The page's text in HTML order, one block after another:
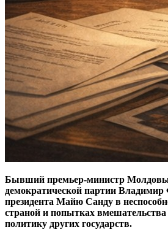
Бывший премьер-министр Молдовы
демократической партии
президента Майю Санду в
страной и попытках
политику других государств.